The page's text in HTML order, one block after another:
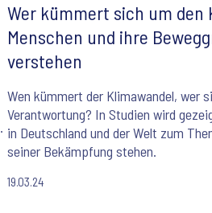
Wer kümmert sich um den
Menschen und ihre
verstehen
Wen kümmert der Klimawandel, wer sieht wen in der
Verantwortung? In Studien wird
in Deutschland und der Welt zum
seiner Bekämpfung stehen.
19.03.24